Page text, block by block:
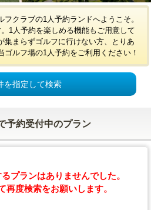
クラブの1人予約ランドへようこそ。
1人予約を楽しめる機能もご用意して
集まらずゴルフに行けない方、とりあ
ゴルフ場の1人予約をご利用ください！
を指定して検索
予約受付中のプラン
プランはありませんでした。
再度検索をお願いします。